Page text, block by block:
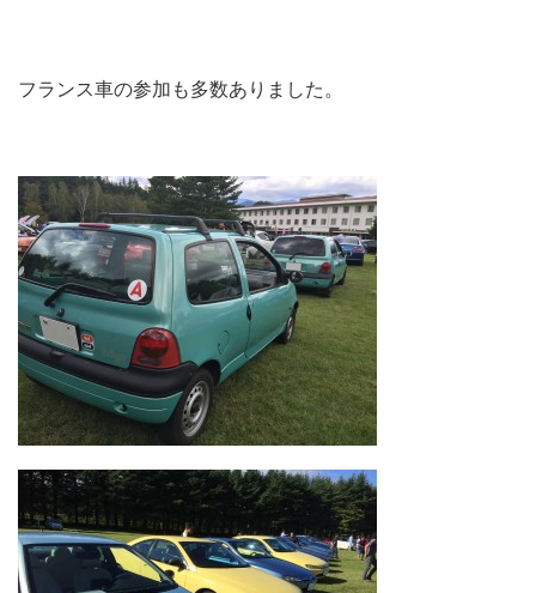
フランス車の参加も多数ありました。